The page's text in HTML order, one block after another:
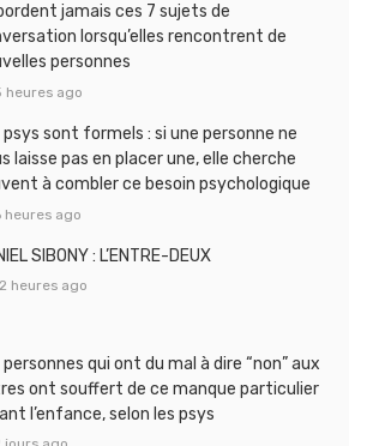
jamais ces 7 sujets de
lorsqu’elles rencontrent de
personnes
heures ago
psys sont formels : si une personne ne
laisse pas en placer une, elle cherche
à combler ce besoin psychologique
heures ago
SIBONY : L’ENTRE-DEUX
heures ago
personnes qui ont du mal à dire “non” aux
ont souffert de ce manque particulier
l’enfance, selon les psys